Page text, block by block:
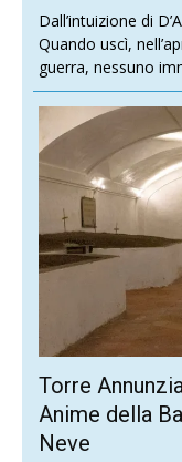
Dall’intuizione di
Quando uscì,
guerra, nessuno
Torre
Anime della
Neve